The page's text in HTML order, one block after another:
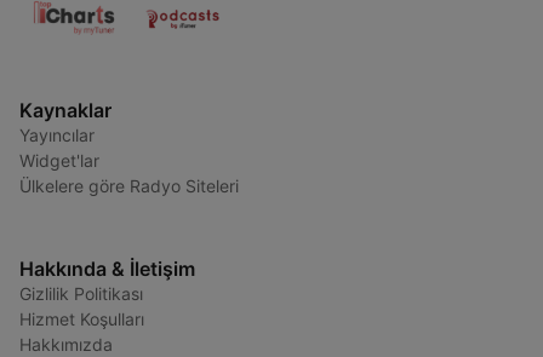
Kaynaklar
Yayıncılar
Widget'lar
Ülkelere göre Radyo Siteleri
Hakkında & İletişim
Gizlilik Politikası
Hizmet Koşulları
Hakkımızda